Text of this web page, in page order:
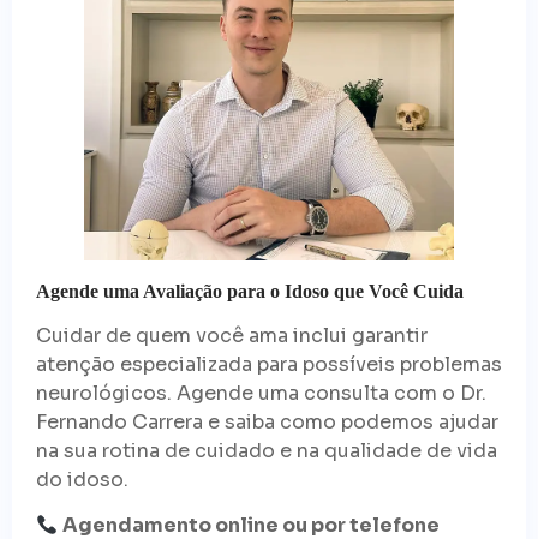
Agende uma Avaliação para o Idoso que Você Cuida
Cuidar de quem você ama inclui garantir
atenção especializada para possíveis problemas
neurológicos. Agende uma consulta com o Dr.
Fernando Carrera e saiba como podemos ajudar
na sua rotina de cuidado e na qualidade de vida
do idoso.
Agendamento online ou por telefone